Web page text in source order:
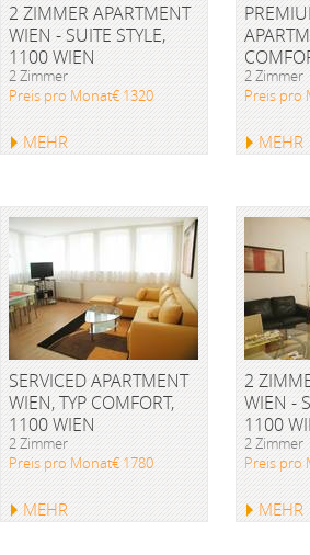
2 ZIMMER APARTMENT
WIEN - SUITE STYLE,
1100 WIEN
2 Zimmer
Preis pro Monat€ 1320
MEHR
2 Zimmer
Preis pro
MEHR
SERVICED APARTMENT
WIEN, TYP COMFORT,
1100 WIEN
2 Zimmer
Preis pro Monat€ 1780
MEHR
2
WIEN -
1100
2 Zimmer
Preis pro
MEHR